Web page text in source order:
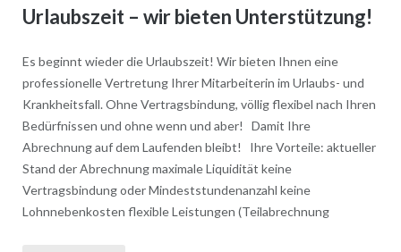
Urlaubszeit – wir bieten Unterstützung!
Es beginnt wieder die Urlaubszeit! Wir bieten Ihnen eine
professionelle Vertretung Ihrer Mitarbeiterin im Urlaubs- und
Krankheitsfall. Ohne Vertragsbindung, völlig flexibel nach Ihren
Bedürfnissen und ohne wenn und aber! Damit Ihre
Abrechnung auf dem Laufenden bleibt! Ihre Vorteile: aktueller
Stand der Abrechnung maximale Liquidität keine
Vertragsbindung oder Mindeststundenanzahl keine
Lohnnebenkosten flexible Leistungen (Teilabrechnung